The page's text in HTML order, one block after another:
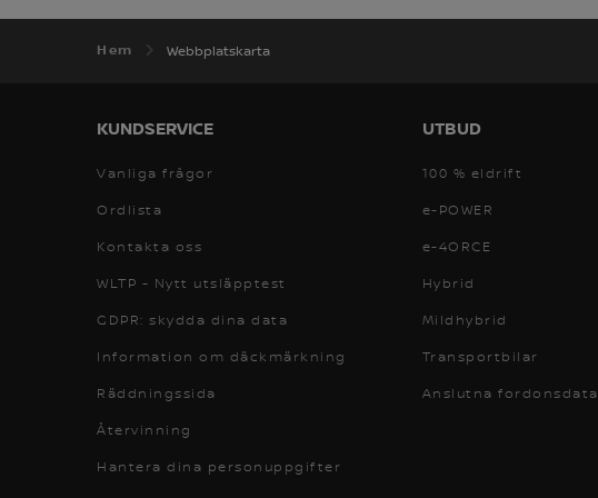
Hem Webbplatskarta
KUNDSERVICE
Vanliga frågor
Ordlista
Kontakta oss
WLTP - Nytt utsläpptest
GDPR: skydda dina data
Information om däckmärkning
Räddningssida
Återvinning
Hantera dina personuppgifter
UTBUD
100 % eldrift
e-POWER
e-4ORCE
Hybrid
Mildhybrid
Transportbilar
Anslutna fordonsdata